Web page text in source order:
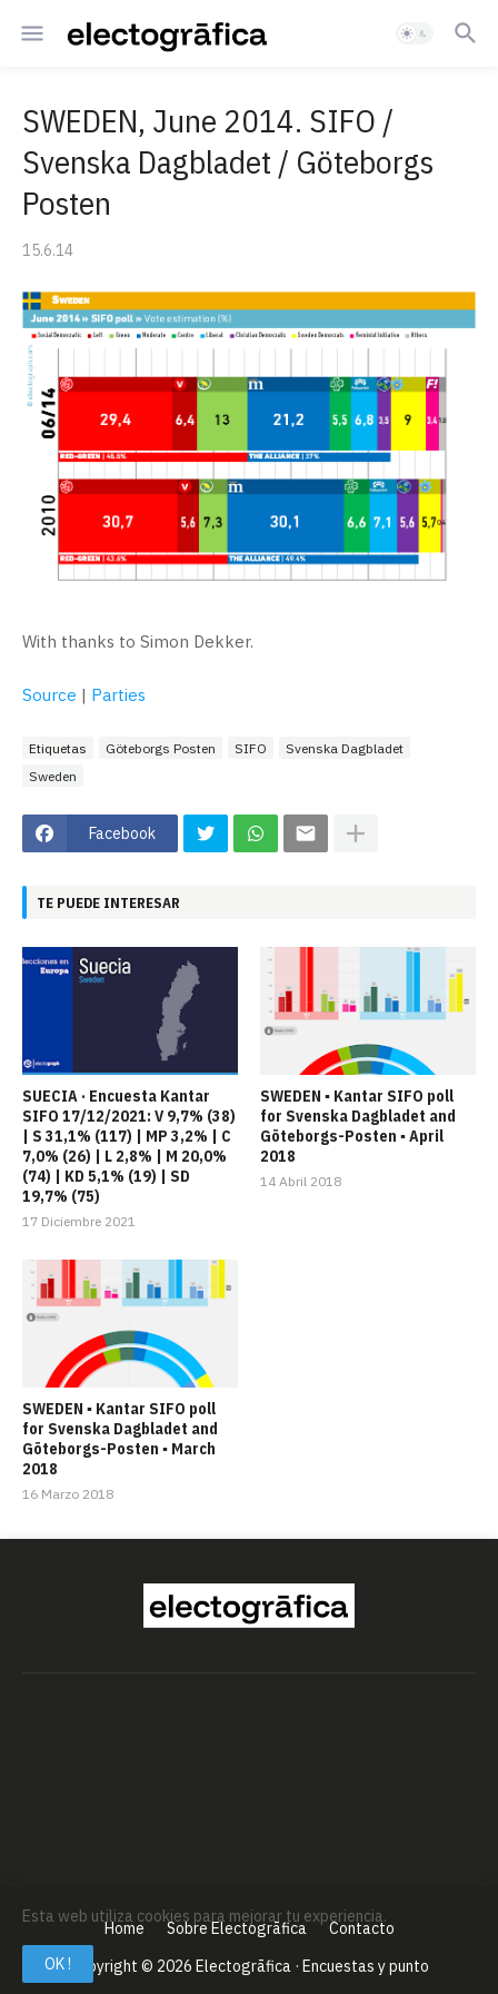
SWEDEN, June 2014. SIFO /
Svenska Dagbladet / Göteborgs
Posten
15.6.14
With thanks to Simon Dekker.
Source | Parties
Etiquetas Göteborgs Posten SIFO
Svenska Dagbladet
Sweden
Facebook
TE PUEDE INTERESAR
SUECIA · Encuesta Kantar
SIFO 17/12/2021: V 9,7% (38)
| S 31,1% (117) | MP 3,2% | C
7,0% (26) | L 2,8% | M 20,0%
(74) | KD 5,1% (19) | SD
19,7% (75)
17 Diciembre 2021
SWEDEN ▪ Kantar SIFO poll
for Svenska Dagbladet and
Göteborgs-Posten ▪ April
2018
14 Abril 2018
SWEDEN ▪ Kantar SIFO poll
for Svenska Dagbladet and
Göteborgs-Posten ▪ March
2018
16 Marzo 2018
Copyright © 2026 Electogrāfica · Encuestas y punto
Home Sobre Electogrāfica Contacto
Esta web utiliza cookies para mejorar tu experiencia.
OK !